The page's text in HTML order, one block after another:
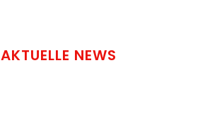
AKTUELLE NEWS